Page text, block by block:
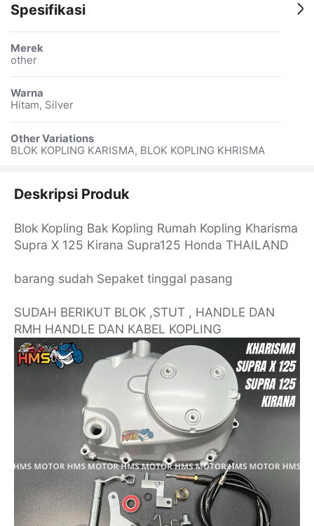
Spesifikasi
Merek
other
Warna
Hitam, Silver
Other Variations
BLOK KOPLING KARISMA, BLOK KOPLING KHRISMA
Deskripsi Produk
Blok Kopling Bak Kopling Rumah Kopling Kharisma
Supra X 125 Kirana Supra125 Honda THAILAND
barang sudah Sepaket tinggal pasang
SUDAH BERIKUT BLOK ,STUT , HANDLE DAN
RMH HANDLE DAN KABEL KOPLING